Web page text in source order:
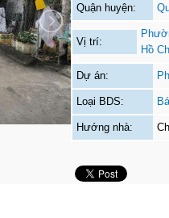
Quận huyện:
Vị trí:
Hồ
Dự án:
Loại BDS:
Hướng nhà: